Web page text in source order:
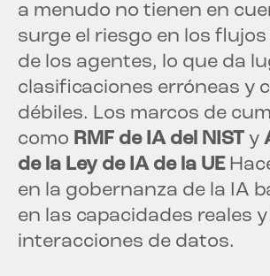
a menudo no tienen en
surge el riesgo en los
de los agentes, lo que da
clasificaciones erróneas y
débiles. Los marcos de
como RMF de IA del NIST y
de la Ley de IA de la UE
en la gobernanza de la IA
en las capacidades reales
interacciones de datos.